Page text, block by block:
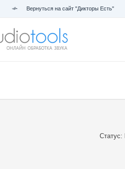
Вернуться на сайт "Дикторы Есть"
Статус: